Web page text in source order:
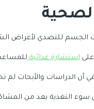
الجسم للتصدي لأعراض
علىاستشارة غذائية
الدراسات والأبحاث لم
سوء التغذية يعد من